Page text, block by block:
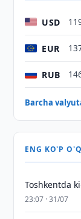
USD
EUR
RUB
Barcha
ENG KO'P
Toshkentda
23:07 · 31/07